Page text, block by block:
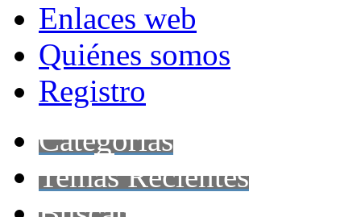
Enlaces web
Quiénes somos
Registro
Categorías
Temas Recientes